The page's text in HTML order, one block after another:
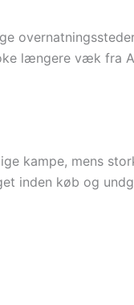
længere væk fra
kampe, mens
inden køb og